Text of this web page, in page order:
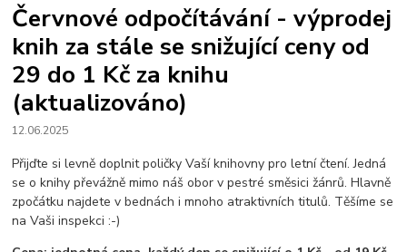
Červnové odpočítávání - výprodej
knih za stále se snižující ceny od
29 do 1 Kč za knihu
(aktualizováno)
12.06.2025
Přijďte si levně doplnit poličky Vaší knihovny pro letní čtení. Jedná
se o knihy převážně mimo náš obor v pestré směsici žánrů. Hlavně
zpočátku najdete v bednách i mnoho atraktivních titulů. Těšíme se
na Vaši inspekci :-)